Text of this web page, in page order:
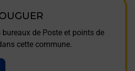
bureaux de Poste et points de
cette commune.